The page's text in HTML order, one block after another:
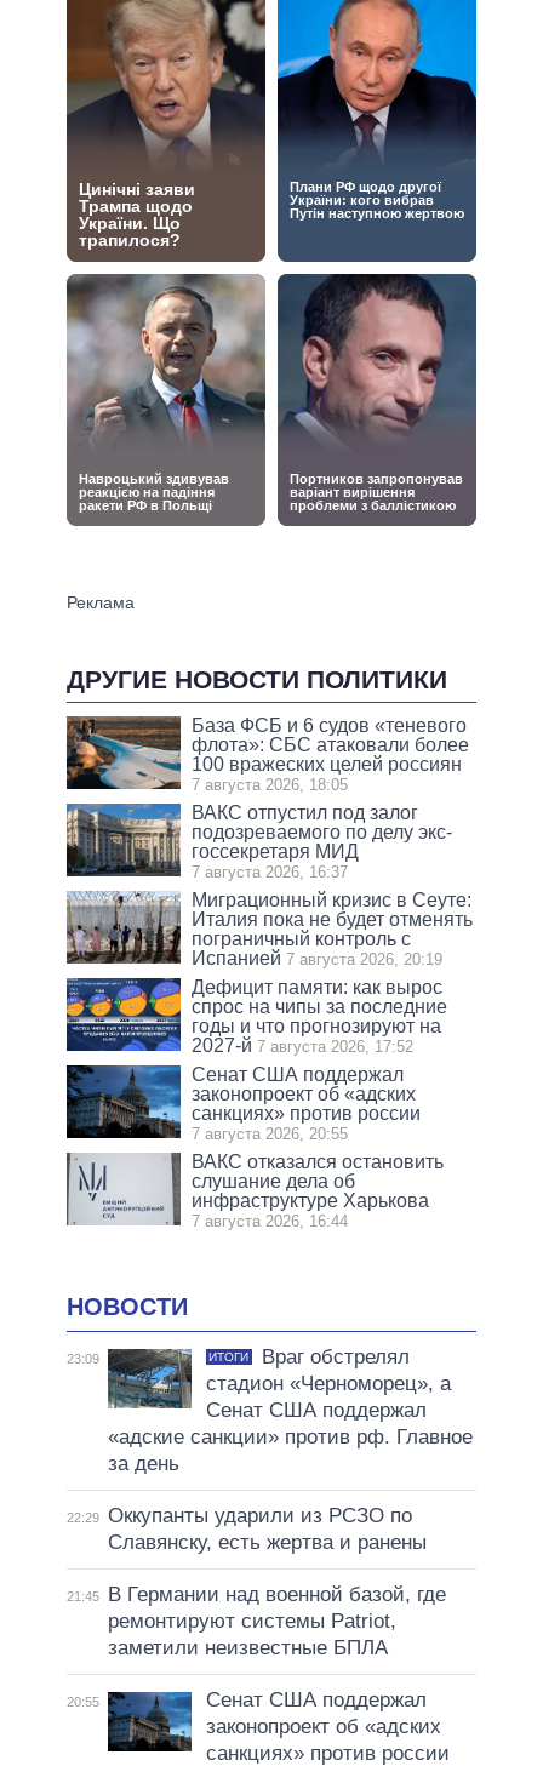
ДРУГИЕ НОВОСТИ ПОЛИТИКИ
База ФСБ и 6 судов «теневого
флота»: СБС атаковали более
100 вражеских целей россиян
7 августа 2026, 18:05
ВАКС отпустил под залог
подозреваемого по делу экс-
госсекретаря МИД
7 августа 2026, 16:37
Миграционный кризис в Сеуте:
Италия пока не будет отменять
пограничный контроль с
Испанией 7 августа 2026, 20:19
Дефицит памяти: как вырос
спрос на чипы за последние
годы и что прогнозируют на
2027-й 7 августа 2026, 17:52
Сенат США поддержал
законопроект об «адских
санкциях» против россии
7 августа 2026, 20:55
ВАКС отказался остановить
слушание дела об
инфраструктуре Харькова
7 августа 2026, 16:44
НОВОСТИ
23:09 ИТОГИ
Враг обстрелял
стадион «Черноморец», а
Сенат США поддержал
«адские санкции» против рф. Главное
за день
22:29 Оккупанты ударили из РСЗО по
Славянску, есть жертва и ранены
21:45
В Германии над военной базой, где
ремонтируют системы Patriot,
заметили неизвестные БПЛА
20:55
Сенат США поддержал
законопроект об «адских
санкциях» против россии